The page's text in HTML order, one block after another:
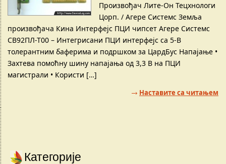
Произвођач Лите-Он Тецхнологи
Цорп. / Агере Системс Земља
произвођача Кина Интерфејс ПЦИ чипсет Агере Системс
СВ92ПЛ-Т00 – Интегрисани ПЦИ интерфејс са 5-В
толерантним баферима и подршком за ЦардБус Напајање •
Захтева помоћну шину напајања од 3,3 В на ПЦИ
магистрали • Користи […]
Наставите са читањем
Категорије